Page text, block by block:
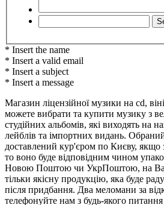
* Insert the name
* Insert a valid email
* Insert a subject
* Insert a message
Магазин ліцензійної музики на cd,
можете вибрати та купити музику з
студійних альбомів, які виходять на
лейблів та імпортних видань.
доставлений кур'єром по Києву, якщо
то воно буде відповідним чином
Новою Поштою чи УкрПоштою, на
тільки якісну продукцію, яка буде
після придбання. Два меломани за
телефонуйте нам з будь-якого